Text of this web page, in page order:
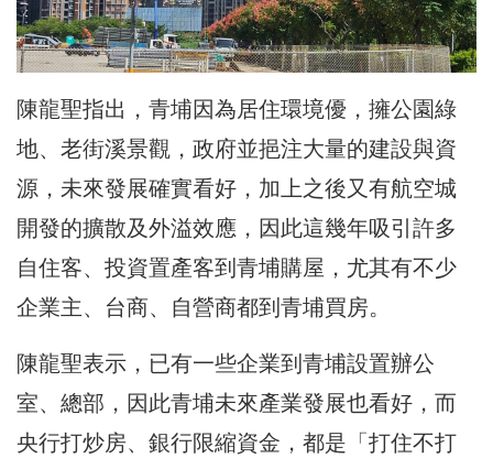
陳龍聖指出，青埔因為居住環境優，擁公園綠
地、老街溪景觀，政府並挹注大量的建設與資
源，未來發展確實看好，加上之後又有航空城
開發的擴散及外溢效應，因此這幾年吸引許多
自住客、投資置產客到青埔購屋，尤其有不少
企業主、台商、自營商都到青埔買房。
陳龍聖表示，已有一些企業到青埔設置辦公
室、總部，因此青埔未來產業發展也看好，而
央行打炒房、銀行限縮資金，都是「打住不打